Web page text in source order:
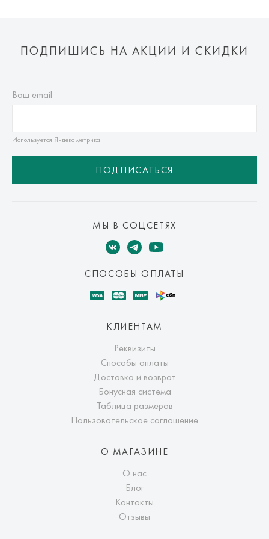
ПОДПИШИСЬ НА АКЦИИ И СКИДКИ
Ваш email
Используется Яндекс метрика
ПОДПИСАТЬСЯ
МЫ В СОЦСЕТЯХ
СПОСОБЫ ОПЛАТЫ
КЛИЕНТАМ
Реквизиты
Способы оплаты
Доставка и возврат
Бонусная система
Таблица размеров
Пользовательское соглашение
О МАГАЗИНЕ
О нас
Блог
Контакты
Отзывы